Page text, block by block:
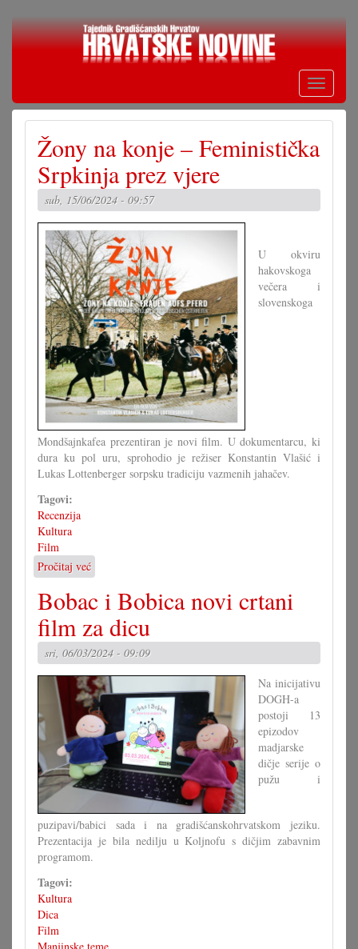
Skoči
Toggle
Žony na konje – Feministička
Srpkinja prez vjere
sub, 15/06/2024 - 09:57
U okviru
hakovskoga
večera i
slovenskoga
Mondšajnkafea prezentiran je novi film. U dokumentarcu, ki
dura ku pol uru, sprohodio je režiser Konstantin Vlašić i
Lukas Lottenberger sorpsku tradiciju vazmenih jahačev.
Tagovi:
Recenzija
Kultura
Film
Pročitaj već
Žony
na
konje
–
Feministička
Srpkinja
prez
vjere
Bobac i Bobica novi crtani
film za dicu
sri, 06/03/2024 - 09:09
Na inicijativu
DOGH-a
postoji 13
epizodov
madjarske
dičje serije o
pužu i
puzipavi/babici sada i na gradišćanskohrvatskom jeziku.
Prezentacija je bila nedilju u Koljnofu s dičjim zabavnim
programom.
Tagovi:
Kultura
Dica
Film